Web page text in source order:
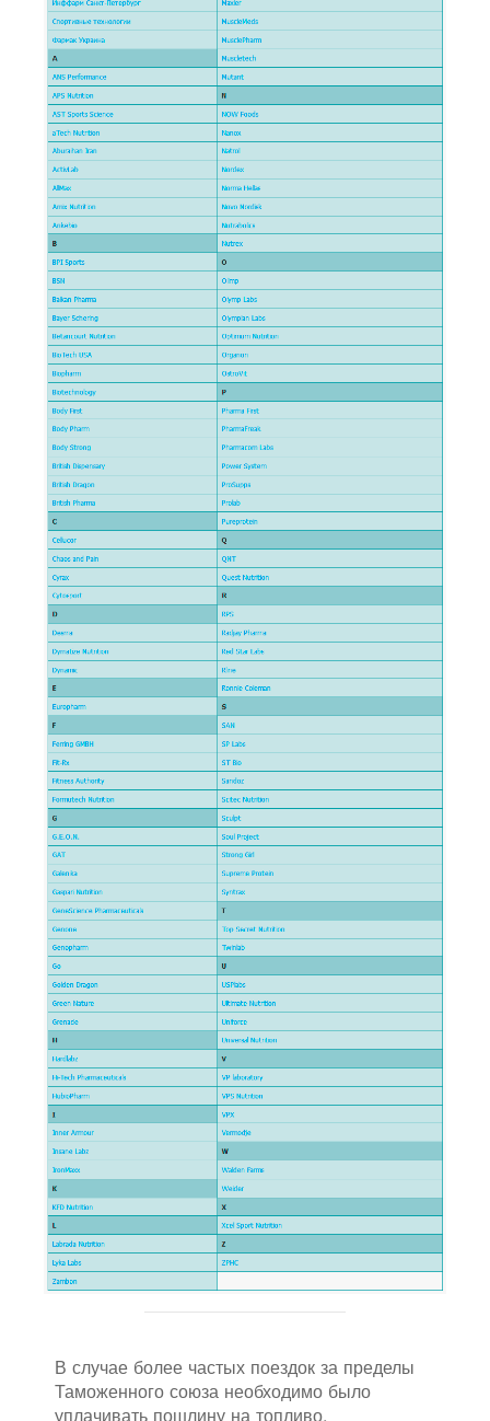
В случае более частых поездок за пределы
Таможенного союза необходимо было
уплачивать пошлину на топливо.